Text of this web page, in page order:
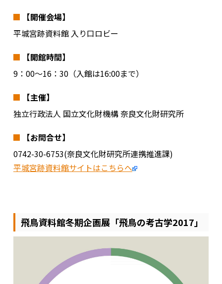
【開催会場】
平城宮跡資料館 入り口ロビー
【開館時間】
9：00～16：30（入館は16:00まで）
【主催】
独立行政法人 国立文化財機構 奈良文化財研究所
【お問合せ】
0742-30-6753(奈良文化財研究所連携推進課)
平城宮跡資料館サイトはこちらへ
飛鳥資料館冬期企画展「飛鳥の考古学2017」